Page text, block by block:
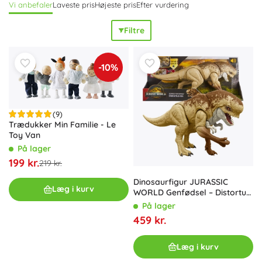
Vi anbefalerLaveste prisHøjeste prisEfter vurdering
Filtre
-10%
(9)
Trædukker Min Familie - Le
Toy Van
På lager
199 kr.219 kr.
Læg i kurv
Dinosaurfigur JURASSIC
WORLD Genfødsel – Distortus
Rex 50 cm
På lager
459 kr.
Læg i kurv